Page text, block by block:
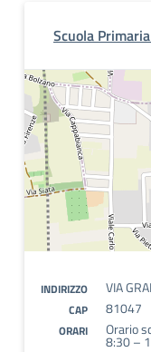
Scuola
INDIRIZZO VIA
CAP 81047
ORARI Orario
8:30 –